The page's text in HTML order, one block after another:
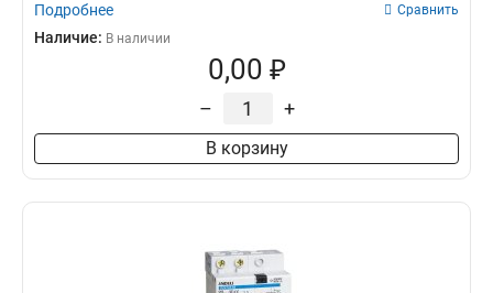
Подробнее Сравнить
Наличие: В наличии
0,00 ₽
– +
В корзину